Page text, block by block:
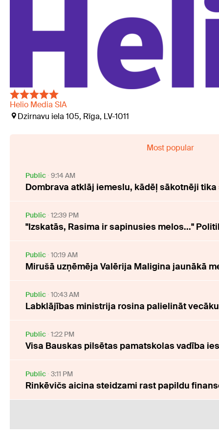
Helio Media SIA
Dzirnavu iela 105, Rīga, LV-1011
Most popular
Public 9:14 AM
Dombrava atklāj iemeslu, kādēļ sākotnēji
Public 12:39 PM
"Izskatās, Rasima ir sapinusies melos..."
Public 10:19 AM
Mirušā uzņēmēja Valērija Maligina jaunākā
Public 10:43 AM
Labklājības ministrija rosina palielināt
Public 1:22 PM
Visa Bauskas pilsētas pamatskolas vadība
Public 3:11 PM
Rinkēvičs aicina steidzami rast papildu